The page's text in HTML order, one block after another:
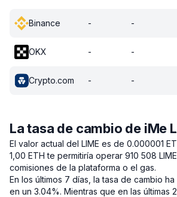
Binance - -
OKX - -
Crypto.com - -
La tasa de cambio de iMe
El valor actual del LIME es de 0.000001
1,00 ETH te permitiría operar 910 508
comisiones de la plataforma o el gas.
En los últimos 7 días, la tasa de cambio
en un 3.04%. Mientras que en las últimas